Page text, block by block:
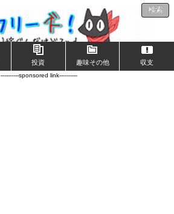
検索
投資 趣味その他 収支
----------sponsored link----------